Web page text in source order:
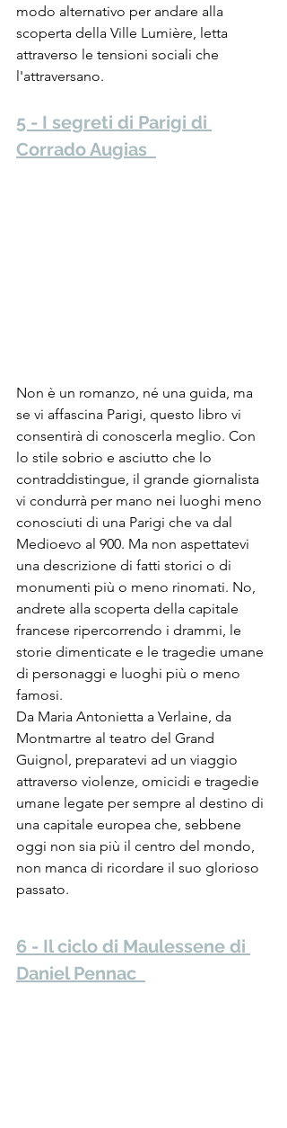
modo alternativo per andare alla
scoperta della Ville Lumière, letta
attraverso le tensioni sociali che
l'attraversano.
5 - I segreti di Parigi di
Corrado Augias
Non è un romanzo, né una guida, ma
se vi affascina Parigi, questo libro vi
consentirà di conoscerla meglio. Con
lo stile sobrio e asciutto che lo
contraddistingue, il grande giornalista
vi condurrà per mano nei luoghi meno
conosciuti di una Parigi che va dal
Medioevo al 900. Ma non aspettatevi
una descrizione di fatti storici o di
monumenti più o meno rinomati. No,
andrete alla scoperta della capitale
francese ripercorrendo i drammi, le
storie dimenticate e le tragedie umane
di personaggi e luoghi più o meno
famosi.
Da Maria Antonietta a Verlaine, da
Montmartre al teatro del Grand
Guignol, preparatevi ad un viaggio
attraverso violenze, omicidi e tragedie
umane legate per sempre al destino di
una capitale europea che, sebbene
oggi non sia più il centro del mondo,
non manca di ricordare il suo glorioso
passato.
6 - Il ciclo di Maulessene di
Daniel Pennac